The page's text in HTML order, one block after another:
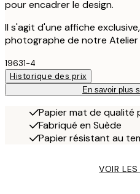
pour encadrer le design.
Il s'agit d'une affiche
photographe de notre Atelier
19631-4
Historique des prix
En savoir plus
Papier mat de qualité
Fabriqué en Suède
Papier résistant au
VOIR